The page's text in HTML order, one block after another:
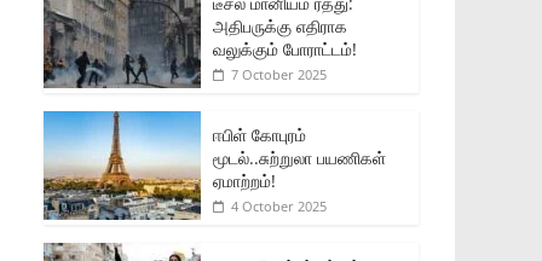
அதிபருக்கு எதிராக
வலுக்கும் போராட்டம்!
7 October 2025
ஈபிள் கோபுரம்
மூடல்..சுற்றுலா பயணிகள்
ஏமாற்றம்!
4 October 2025